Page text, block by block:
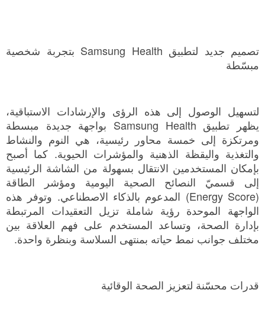
تصميم جديد لتطبيق Samsung Health بتجربة شخصية
مبسّطة
لتسهيل الوصول إلى هذه الرؤى والإرشادات الاستباقية،
يظهر تطبيق Samsung Health بواجهة جديدة مبسطة
ومرتكزة إلى خمسة محاور رئيسية، هي النوم والنشاط
والتغذية واليقظة الذهنية والمؤشرات الحيوية. كما أصبح
بإمكان المستخدمين الانتقال بسهولة من الشاشة الرئيسية
إلى قسميّ النصائح الصحية اليومية ومؤشر الطاقة
(Energy Score) المدعوم بالذكاء الاصطناعي. وتوفر هذه
الواجهة الموحدة رؤية شاملة تزيل التعقيدات المرتبطة
بإدارة الصحة، وتساعد المستخدم على فهم العلاقة بين
مختلف جوانب نمط حياته بمنتهى السلاسة وبنظرة واحدة.
قدرات محسّنة لتعزيز الصحة الوقائية